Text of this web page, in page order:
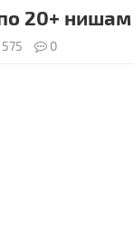
20+ нишам
0